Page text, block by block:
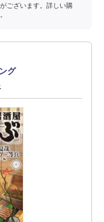
ございます。詳しい購
グ